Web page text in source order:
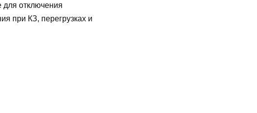
отключения
при КЗ, перегрузках и